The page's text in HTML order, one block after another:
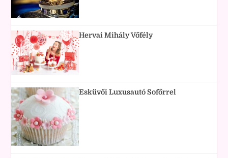
Hervai Mihály Vőfély
Esküvői Luxusautó Sofőrrel